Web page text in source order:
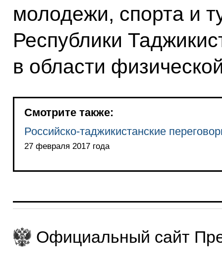
молодежи, спорта и
Республики
в области
Смотрите также:
Российско-таджикистанские
27 февраля 2017 года
Официальный сайт